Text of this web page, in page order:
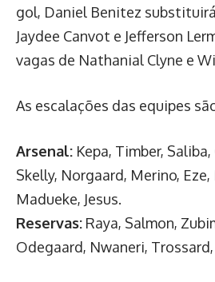
gol, Daniel Benitez
Jaydee Canvot e Jefferson
vagas de Nathanial Clyne e
As escalações das equipes
Arsenal: Kepa, Timber,
Skelly, Norgaard, Merino,
Madueke, Jesus.
Reservas: Raya, Salmon,
Odegaard, Nwaneri, Trossard,